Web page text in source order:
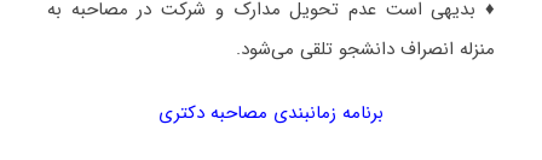
♦ بدیهی است‌ عدم تحویل مدارک و شرکت در مصاحبه به
منزله انصراف دانشجو تلقی می‌شود.
برنامه زمانبندی مصاحبه دکتری